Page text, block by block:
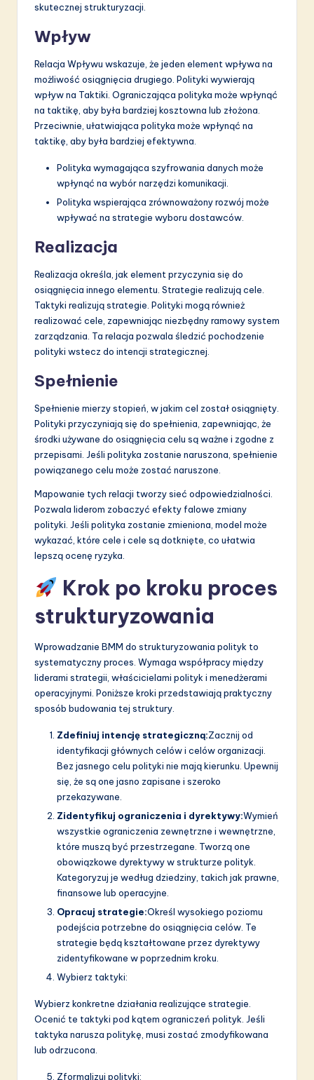
skutecznej strukturyzacji.
Wpływ
Relacja Wpływu wskazuje, że jeden element wpływa na
możliwość osiągnięcia drugiego. Polityki wywierają
wpływ na Taktiki. Ograniczająca polityka może wpłynąć
na taktikę, aby była bardziej kosztowna lub złożona.
Przeciwnie, ułatwiająca polityka może wpłynąć na
taktikę, aby była bardziej efektywna.
Polityka wymagająca szyfrowania danych może
wpłynąć na wybór narzędzi komunikacji.
Polityka wspierająca zrównoważony rozwój może
wpływać na strategie wyboru dostawców.
Realizacja
Realizacja określa, jak element przyczynia się do
osiągnięcia innego elementu. Strategie realizują cele.
Taktyki realizują strategie. Polityki mogą również
realizować cele, zapewniając niezbędny ramowy system
zarządzania. Ta relacja pozwala śledzić pochodzenie
polityki wstecz do intencji strategicznej.
Spełnienie
Spełnienie mierzy stopień, w jakim cel został osiągnięty.
Polityki przyczyniają się do spełnienia, zapewniając, że
środki używane do osiągnięcia celu są ważne i zgodne z
przepisami. Jeśli polityka zostanie naruszona, spełnienie
powiązanego celu może zostać naruszone.
Mapowanie tych relacji tworzy sieć odpowiedzialności.
Pozwala liderom zobaczyć efekty falowe zmiany
polityki. Jeśli polityka zostanie zmieniona, model może
wykazać, które cele i cele są dotknięte, co ułatwia
lepszą ocenę ryzyka.
Krok po kroku proces
strukturyzowania
Wprowadzanie BMM do strukturyzowania polityk to
systematyczny proces. Wymaga współpracy między
liderami strategii, właścicielami polityk i menedżerami
operacyjnymi. Poniższe kroki przedstawiają praktyczny
sposób budowania tej struktury.
Zdefiniuj intencję strategiczną:Zacznij od
identyfikacji głównych celów i celów organizacji.
Bez jasnego celu polityki nie mają kierunku. Upewnij
się, że są one jasno zapisane i szeroko
przekazywane.
Zidentyfikuj ograniczenia i dyrektywy:Wymień
wszystkie ograniczenia zewnętrzne i wewnętrzne,
które muszą być przestrzegane. Tworzą one
obowiązkowe dyrektywy w strukturze polityk.
Kategoryzuj je według dziedziny, takich jak prawne,
finansowe lub operacyjne.
Opracuj strategie:Określ wysokiego poziomu
podejścia potrzebne do osiągnięcia celów. Te
strategie będą kształtowane przez dyrektywy
zidentyfikowane w poprzednim kroku.
Wybierz taktyki:
Wybierz konkretne działania realizujące strategie.
Ocenić te taktyki pod kątem ograniczeń polityk. Jeśli
taktyka narusza politykę, musi zostać zmodyfikowana
lub odrzucona.
Zformalizuj polityki: